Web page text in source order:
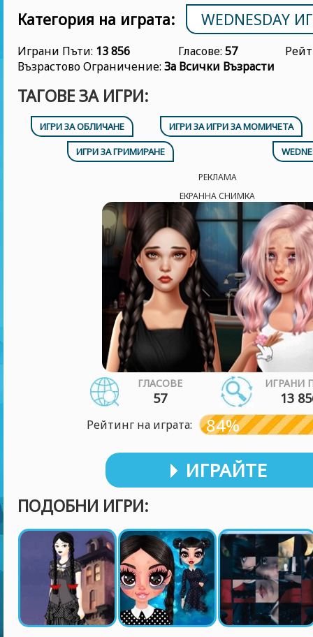
Категория на играта:
WEDNESDAY
Играни Пъти: 13 856 Гласове: 57
Възрастово Ограничение: За Всички Възрасти
ТАГОВЕ ЗА ИГРИ:
ИГРИ ЗА ОБЛИЧАНЕ
ИГРИ ЗА ИГРИ ЗА МОМИЧЕТА
ИГРИ ЗА ГРИМИРАНЕ
РЕКЛАМА
ЕКРАННА СНИМКА
ГЛАСОВЕ
57
ИГРАНИ
13
Рейтинг на играта: 84%
ИГРАЙТЕ
ПОДОБНИ ИГРИ: